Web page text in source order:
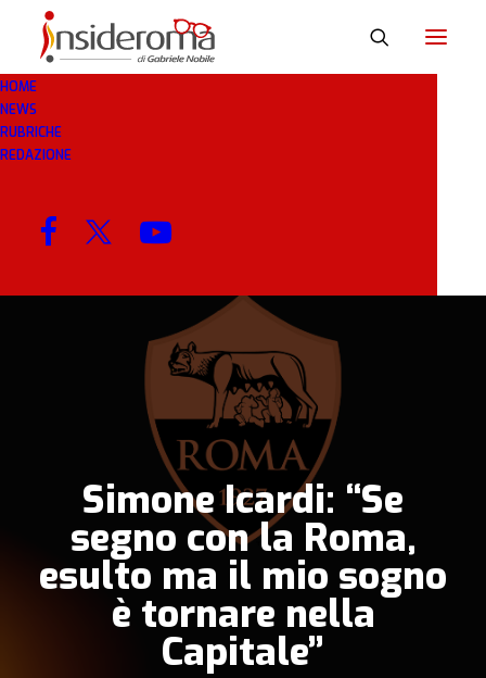
HOME
NEWS
RUBRICHE
REDAZIONE
10 GEN 2019
Simone Icardi: “Se
segno con la Roma,
esulto ma il mio sogno
è tornare nella
Capitale”